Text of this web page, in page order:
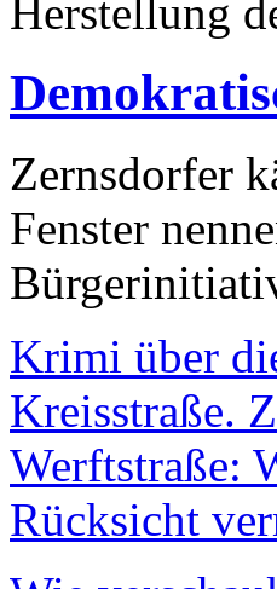
Herstellung
Zernsdorfer
Fenster
Krimi über
Kreisstraße.
Werftstraße:
Rücksicht